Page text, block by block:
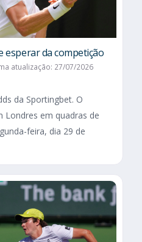
esperar da competição
atualização: 27/07/2026
da Sportingbet. O
Londres em quadras de
feira, dia 29 de